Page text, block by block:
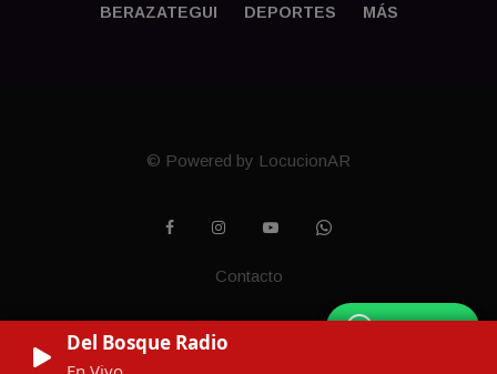
WhatsApp
Del Bosque Radio
BERAZATEGUI DEPORTES MÁS
© Powered by LocucionAR
Contacto